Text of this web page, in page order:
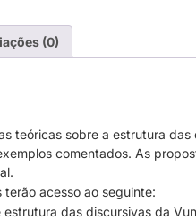
(0)
teóricas sobre a estrutura das
comentados. As
terão acesso ao seguinte:
estrutura das discursivas da